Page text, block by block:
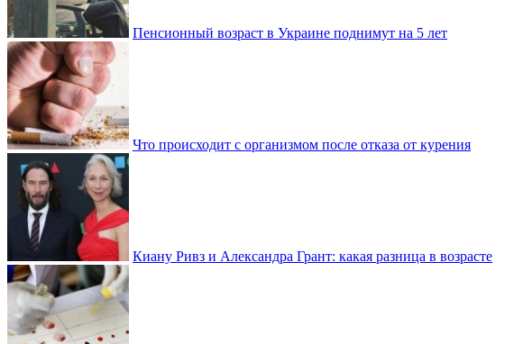
Пенсионный возраст в Украине поднимут на 5 лет
Что происходит с организмом после отказа от курения
Киану Ривз и Александра Грант: какая разница в возрасте